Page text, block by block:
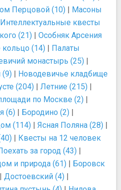
Перцовой (10) | Масоны
Интеллектуальные квесты
(21) | Особняк Арсения
(14) | Палаты
монастырь (25) |
(9) | Новодевичье кладбище
(204) | Летние (215) |
по Москве (2) |
(6) | Бородино (2) |
(114) | Ясная Поляна (28) |
| Квесты на 12 человек
за город (43) |
и природа (61) | Боровск
| Достоевский (4) |